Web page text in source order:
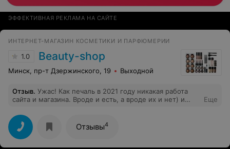
ЭФФЕКТИВНАЯ РЕКЛАМА НА САЙТЕ
ИНТЕРНЕТ-МАГАЗИН КОСМЕТИКИ И ПАРФЮМЕРИИ
1.0 Beauty-shop
Минск, пр-т Дзержинского, 19 Выходной
Отзыв. Ужас! Как печаль в 2021 году никакая работа
сайта и магазина. Вроде и есть, а вроде их и нет) и
доставить! Вот так и работают, а руководитель не
понимает, почему нет заказов)
Еще
Отзывы4